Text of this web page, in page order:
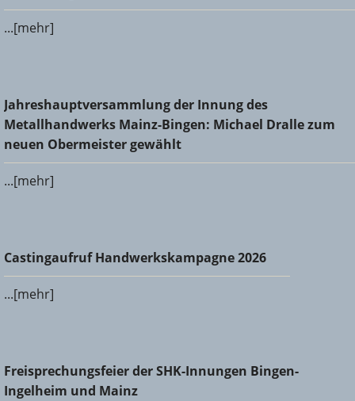
...[mehr]
Jahreshauptversammlung der Innung des
Metallhandwerks Mainz-Bingen: Michael Dralle zum neuen
Obermeister gewählt
Jahreshauptversammlung der Innung des
Metallhandwerks Mainz-Bingen: Michael Dralle zum
neuen Obermeister gewählt
...[mehr]
Castingaufruf Handwerkskampagne 2026
Castingaufruf Handwerkskampagne 2026
...[mehr]
Freisprechungsfeier der SHK-Innungen Bingen-Ingelheim
und Mainz
Freisprechungsfeier der SHK-Innungen Bingen-
Ingelheim und Mainz